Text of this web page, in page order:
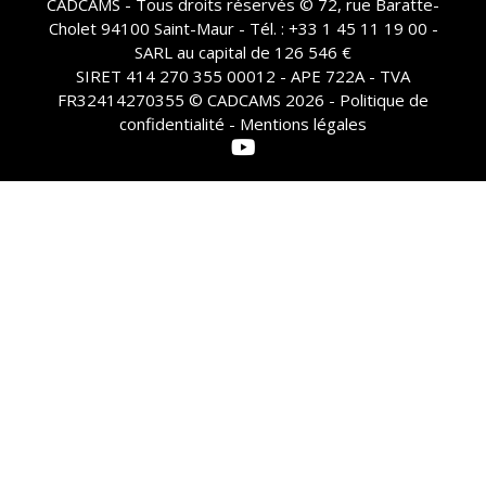
CADCAMS - Tous droits réservés © 72, rue Baratte-
Cholet 94100 Saint-Maur - Tél. : +33 1 45 11 19 00 -
SARL au capital de 126 546 €
SIRET 414 270 355 00012 - APE 722A - TVA
FR32414270355 © CADCAMS 2026 - Politique de
confidentialité - Mentions légales